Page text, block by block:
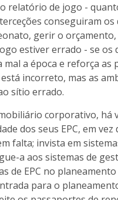
o relatório de jogo -
conseguiram os
gerir o
estiver errado - se os
a época e reforça as
incorreto, mas as
sítio errado.
corporativo, há
dos seus EPC, em
falta; invista em
a aos sistemas de
de EPC no planeamento
para o